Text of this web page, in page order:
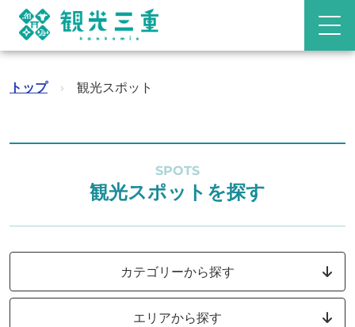
トップ › 観光スポット
SPOTS
観光スポットを探す
カテゴリーから探す
エリアから探す